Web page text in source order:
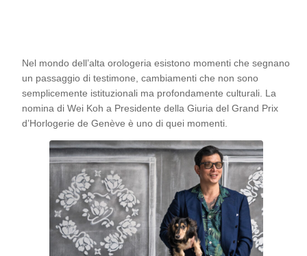
Nel mondo dell’alta orologeria esistono momenti che segnano
un passaggio di testimone, cambiamenti che non sono
semplicemente istituzionali ma profondamente culturali. La
nomina di Wei Koh a Presidente della Giuria del Grand Prix
d’Horlogerie de Genève è uno di quei momenti.